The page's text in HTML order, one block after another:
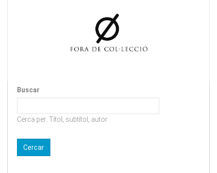
Buscar
Cerca per: Títol, subtítol, autor